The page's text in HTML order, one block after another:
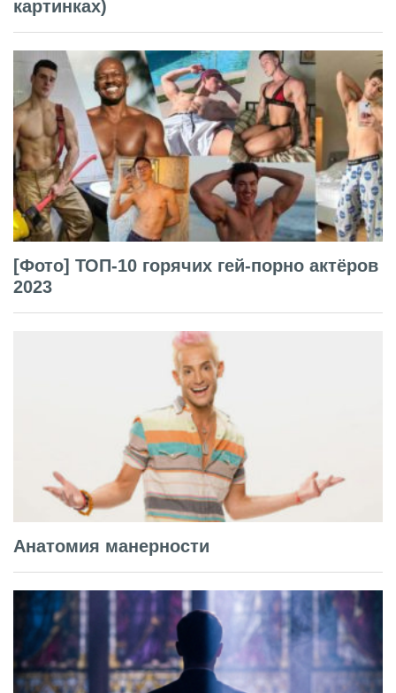
картинках)
[Фото] ТОП-10 горячих гей-порно актёров
2023
Анатомия манерности